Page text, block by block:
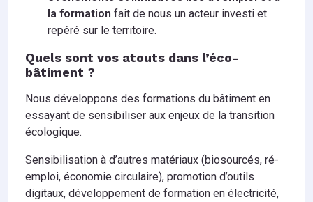
la formation fait de nous un acteur investi et
repéré sur le territoire.
Quels sont vos atouts dans l’éco-
bâtiment ?
Nous développons des formations du bâtiment en
essayant de sensibiliser aux enjeux de la transition
écologique.
Sensibilisation à d’autres matériaux (biosourcés, ré-
emploi, économie circulaire), promotion d’outils
digitaux, développement de formation en électricité,